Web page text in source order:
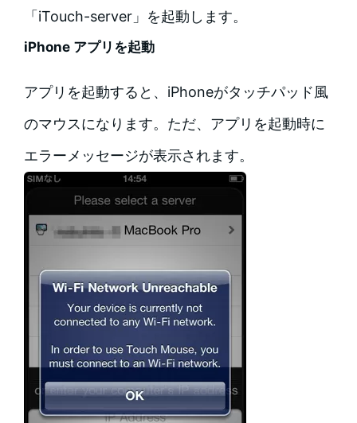
「iTouch-server」を起動します。
iPhone アプリを起動
アプリを起動すると、iPhoneがタッチパッド風
のマウスになります。ただ、アプリを起動時に
エラーメッセージが表示されます。